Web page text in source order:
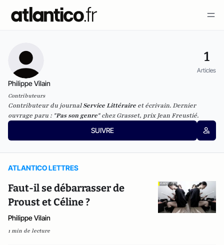
1
Articles
Philippe Vilain
Contributeurs
Contributeur du journalService Littéraire et écrivain. Dernier
ouvrage paru : "Pas son genre" chez Grasset, prix Jean Freustié.
SUIVRE
ATLANTICO LETTRES
Faut-il se débarrasser de
Proust et Céline ?
Philippe Vilain
1 min de lecture